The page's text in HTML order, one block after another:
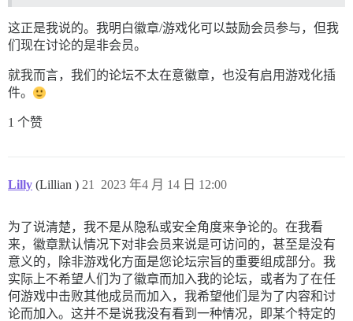
这正是我说的。我明白徽章/游戏化可以鼓励会员参与，但我
们现在讨论的是非会员。
就我而言，我们的论坛不太在意徽章，也没有启用游戏化插
件。
1 个赞
Lilly (Lillian ) 2023 年4 月 14 日 12:00
21
为了说清楚，我不是从隐私或安全角度来争论的。在我看
来，徽章默认情况下对非会员来说是可访问的，甚至是没有
意义的，除非游戏化方面是您论坛宗旨的重要组成部分。我
实际上不希望人们为了徽章而加入我的论坛，或者为了在任
何游戏中击败其他成员而加入，我希望他们是为了内容和讨
论而加入。这并不是说我没有看到一种情况，即某个特定的